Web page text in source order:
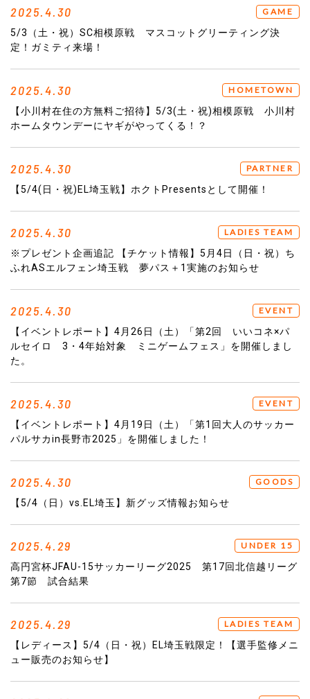
2025.4.30 GAME
5/3（土・祝）SC相模原戦 マスコットグリーティング決
定！ガミティ来場！
2025.4.30 HOMETOWN
【小川村在住の方無料ご招待】5/3(土・祝)相模原戦 小川村
ホームタウンデーにヤギがやってくる！？
2025.4.30 PARTNER
【5/4(日・祝)EL埼玉戦】ホクトPresentsとして開催！
2025.4.30 LADIES TEAM
※プレゼント企画追記 【チケット情報】5月4日（日・祝）ち
ふれASエルフェン埼玉戦 夢パス＋1実施のお知らせ
2025.4.30 EVENT
【イベントレポート】4月26日（土）「第2回 いいコネ×パ
ルセイロ 3・4年始対象 ミニゲームフェス」を開催しまし
た。
2025.4.30 EVENT
【イベントレポート】4月19日（土）「第1回大人のサッカー
パルサカin長野市2025」を開催しました！
2025.4.30 GOODS
【5/4（日）vs.EL埼玉】新グッズ情報お知らせ
2025.4.29 UNDER 15
高円宮杯JFAU-15サッカーリーグ2025 第17回北信越リーグ
第7節 試合結果
2025.4.29 LADIES TEAM
【レディース】5/4（日・祝）EL埼玉戦限定！【選手監修メニ
ュー販売のお知らせ】